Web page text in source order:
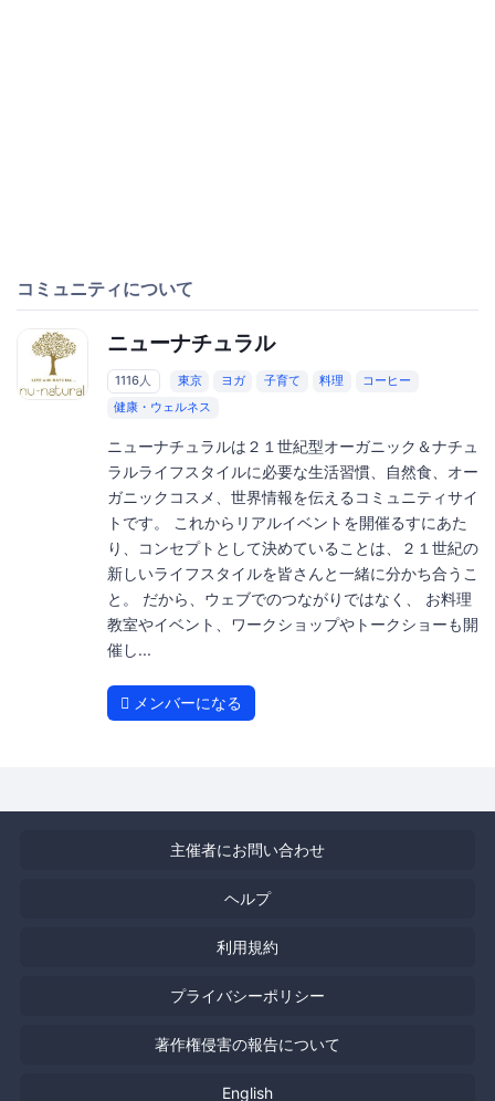
コミュニティについて
ニューナチュラル
1116人 東京 ヨガ 子育て 料理
コーヒー
健康・ウェルネス
ニューナチュラルは２１世紀型オーガニック＆ナチュ
ラルライフスタイルに必要な生活習慣、自然食、オー
ガニックコスメ、世界情報を伝えるコミュニティサイ
トです。 これからリアルイベントを開催るすにあた
り、コンセプトとして決めていることは、２１世紀の
新しいライフスタイルを皆さんと一緒に分かち合うこ
と。 だから、ウェブでのつながりではなく、 お料理
教室やイベント、ワークショップやトークショーも開
催し...
メンバーになる
主催者にお問い合わせ
ヘルプ
利用規約
プライバシーポリシー
著作権侵害の報告について
English